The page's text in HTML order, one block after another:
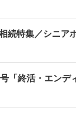
続特集／シニア
「終活・エンデ